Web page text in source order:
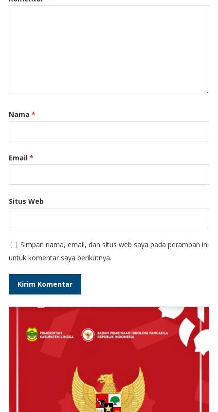
Nama *
Email *
Situs Web
Simpan nama, email, dan situs web saya pada peramban ini
untuk komentar saya berikutnya.